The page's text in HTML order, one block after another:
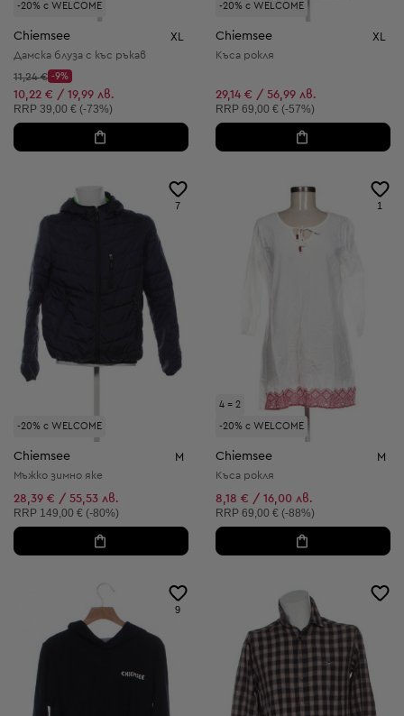
-20% с WELCOME
Chiemsee XL
Дамска блуза с къс ръкав
Начална цена:
11,24 €
Discount Price:
-9%
Намалена цена:
10,22 € / 19,99 лв.
Препоръчителна цена:
RRP 39,00 € (-73%)
-20% с WELCOME
Chiemsee XL
Къса рокля
29,14 € / 56,99 лв.
Препоръчителна цена:
RRP 69,00 € (-57%)
-20% с WELCOME
7
Chiemsee M
Мъжко зимно яке
28,39 € / 55,53 лв.
Препоръчителна цена:
RRP 149,00 € (-80%)
4 = 2
-20% с WELCOME
1
Chiemsee M
Къса рокля
8,18 € / 16,00 лв.
Препоръчителна цена:
RRP 69,00 € (-88%)
9